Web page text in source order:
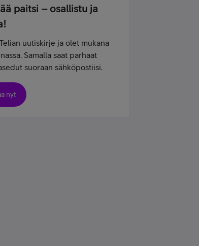
paitsi – osallistu ja
uutiskirje ja olet mukana
Samalla saat parhaat
suoraan sähköpostiisi.
nyt